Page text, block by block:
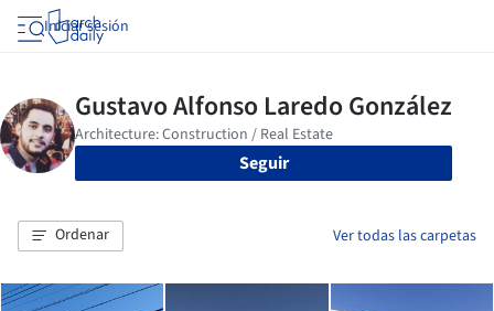
Iniciar sesión
Seguir
Ordenar Ver todas las carpetas